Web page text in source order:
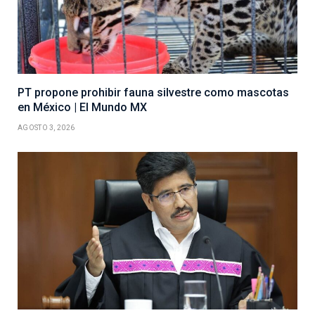
PT propone prohibir fauna silvestre como mascotas
en México | El Mundo MX
AGOSTO 3, 2026